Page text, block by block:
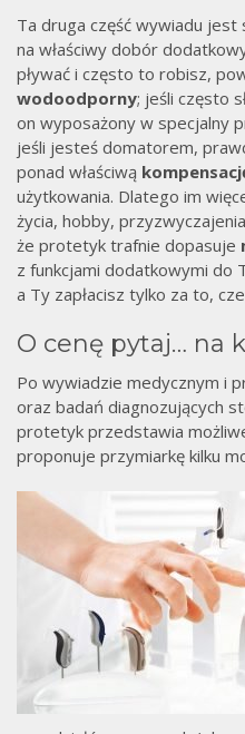
Ta druga część wywiadu
na właściwy dobór
pływać i często to robisz,
wodoodporny; jeśli często
on wyposażony w specjalny
jeśli jesteś domatorem,
ponad właściwą
użytkowania. Dlatego im
życia, hobby,
że protetyk trafnie dopasuje
z funkcjami dodatkowymi do
a Ty zapłacisz tylko za to,
O cenę pytaj… na
Po wywiadzie medycznym i
oraz badań diagnozujących
protetyk przedstawia
proponuje przymiarkę kilku